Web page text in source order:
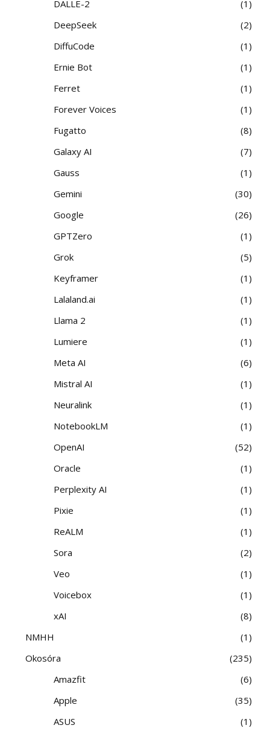
DALLE-2
1
DeepSeek
2
DiffuCode
1
Ernie Bot
1
Ferret
1
Forever Voices
1
Fugatto
8
Galaxy AI
7
Gauss
1
Gemini
30
Google
26
GPTZero
1
Grok
5
Keyframer
1
Lalaland.ai
1
Llama 2
1
Lumiere
1
Meta AI
6
Mistral AI
1
Neuralink
1
NotebookLM
1
OpenAI
52
Oracle
1
Perplexity AI
1
Pixie
1
ReALM
1
Sora
2
Veo
1
Voicebox
1
xAI
8
NMHH
1
Okosóra
235
Amazfit
6
Apple
35
ASUS
1